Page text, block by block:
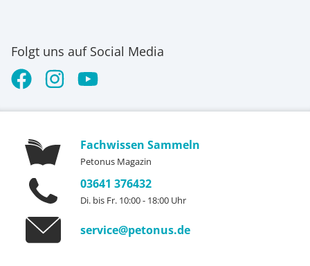
Folgt uns auf Social Media
Fachwissen Sammeln
Petonus Magazin
03641 376432
Di. bis Fr. 10:00 - 18:00 Uhr
service@petonus.de